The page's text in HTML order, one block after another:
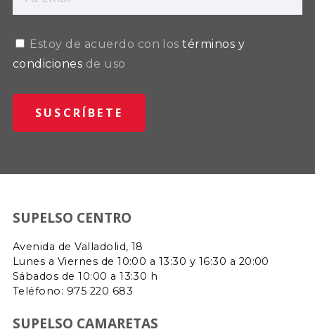
Estoy de acuerdo con lostérminos y
condiciones de uso
SUPELSO CENTRO
Avenida de Valladolid, 18
Lunes a Viernes de 10:00 a 13:30 y 16:30 a 20:00
Sábados de 10:00 a 13:30 h
Teléfono: 975 220 683
SUPELSO CAMARETAS